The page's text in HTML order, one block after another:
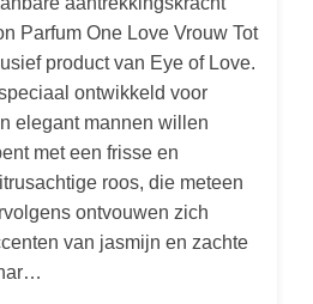
Parfum One Love Vrouw Tot
product van Eye of Love.
ontwikkeld voor
elegant mannen willen
met een frisse en
roos, die meteen
ontvouwen zich
van jasmijn en zachte